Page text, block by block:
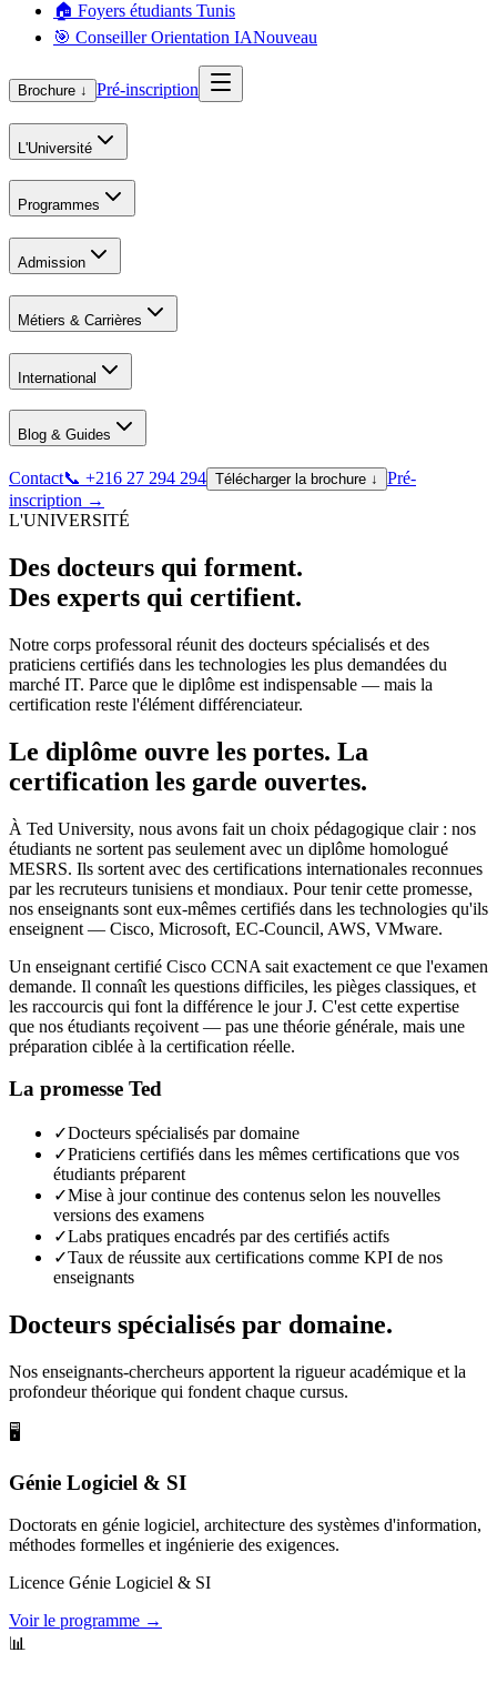
🏠 Foyers étudiants Tunis
🎯 Conseiller Orientation IANouveau
Brochure ↓ Pré-inscription
L'Université
Programmes
Admission
Métiers & Carrières
International
Blog & Guides
Contact📞 +216 27 294 294 Télécharger la brochure ↓
Pré-
inscription →
L'UNIVERSITÉ
Des docteurs qui forment.
Des experts qui certifient.
Notre corps professoral réunit des docteurs spécialisés et des
praticiens certifiés dans les technologies les plus demandées du
marché IT. Parce que le diplôme est indispensable — mais la
certification reste l'élément différenciateur.
Le diplôme ouvre les portes. La
certification les garde ouvertes.
À Ted University, nous avons fait un choix pédagogique clair : nos
étudiants ne sortent pas seulement avec un diplôme homologué
MESRS. Ils sortent avec des certifications internationales reconnues
par les recruteurs tunisiens et mondiaux. Pour tenir cette promesse,
nos enseignants sont eux-mêmes certifiés dans les technologies qu'ils
enseignent — Cisco, Microsoft, EC-Council, AWS, VMware.
Un enseignant certifié Cisco CCNA sait exactement ce que l'examen
demande. Il connaît les questions difficiles, les pièges classiques, et
les raccourcis qui font la différence le jour J. C'est cette expertise
que nos étudiants reçoivent — pas une théorie générale, mais une
préparation ciblée à la certification réelle.
La promesse Ted
✓Docteurs spécialisés par domaine
✓Praticiens certifiés dans les mêmes certifications que vos
étudiants préparent
✓Mise à jour continue des contenus selon les nouvelles
versions des examens
✓Labs pratiques encadrés par des certifiés actifs
✓Taux de réussite aux certifications comme KPI de nos
enseignants
Docteurs spécialisés par domaine.
Nos enseignants-chercheurs apportent la rigueur académique et la
profondeur théorique qui fondent chaque cursus.
🖥️
Génie Logiciel & SI
Doctorats en génie logiciel, architecture des systèmes d'information,
méthodes formelles et ingénierie des exigences.
Licence Génie Logiciel & SI
Voir le programme →
📊